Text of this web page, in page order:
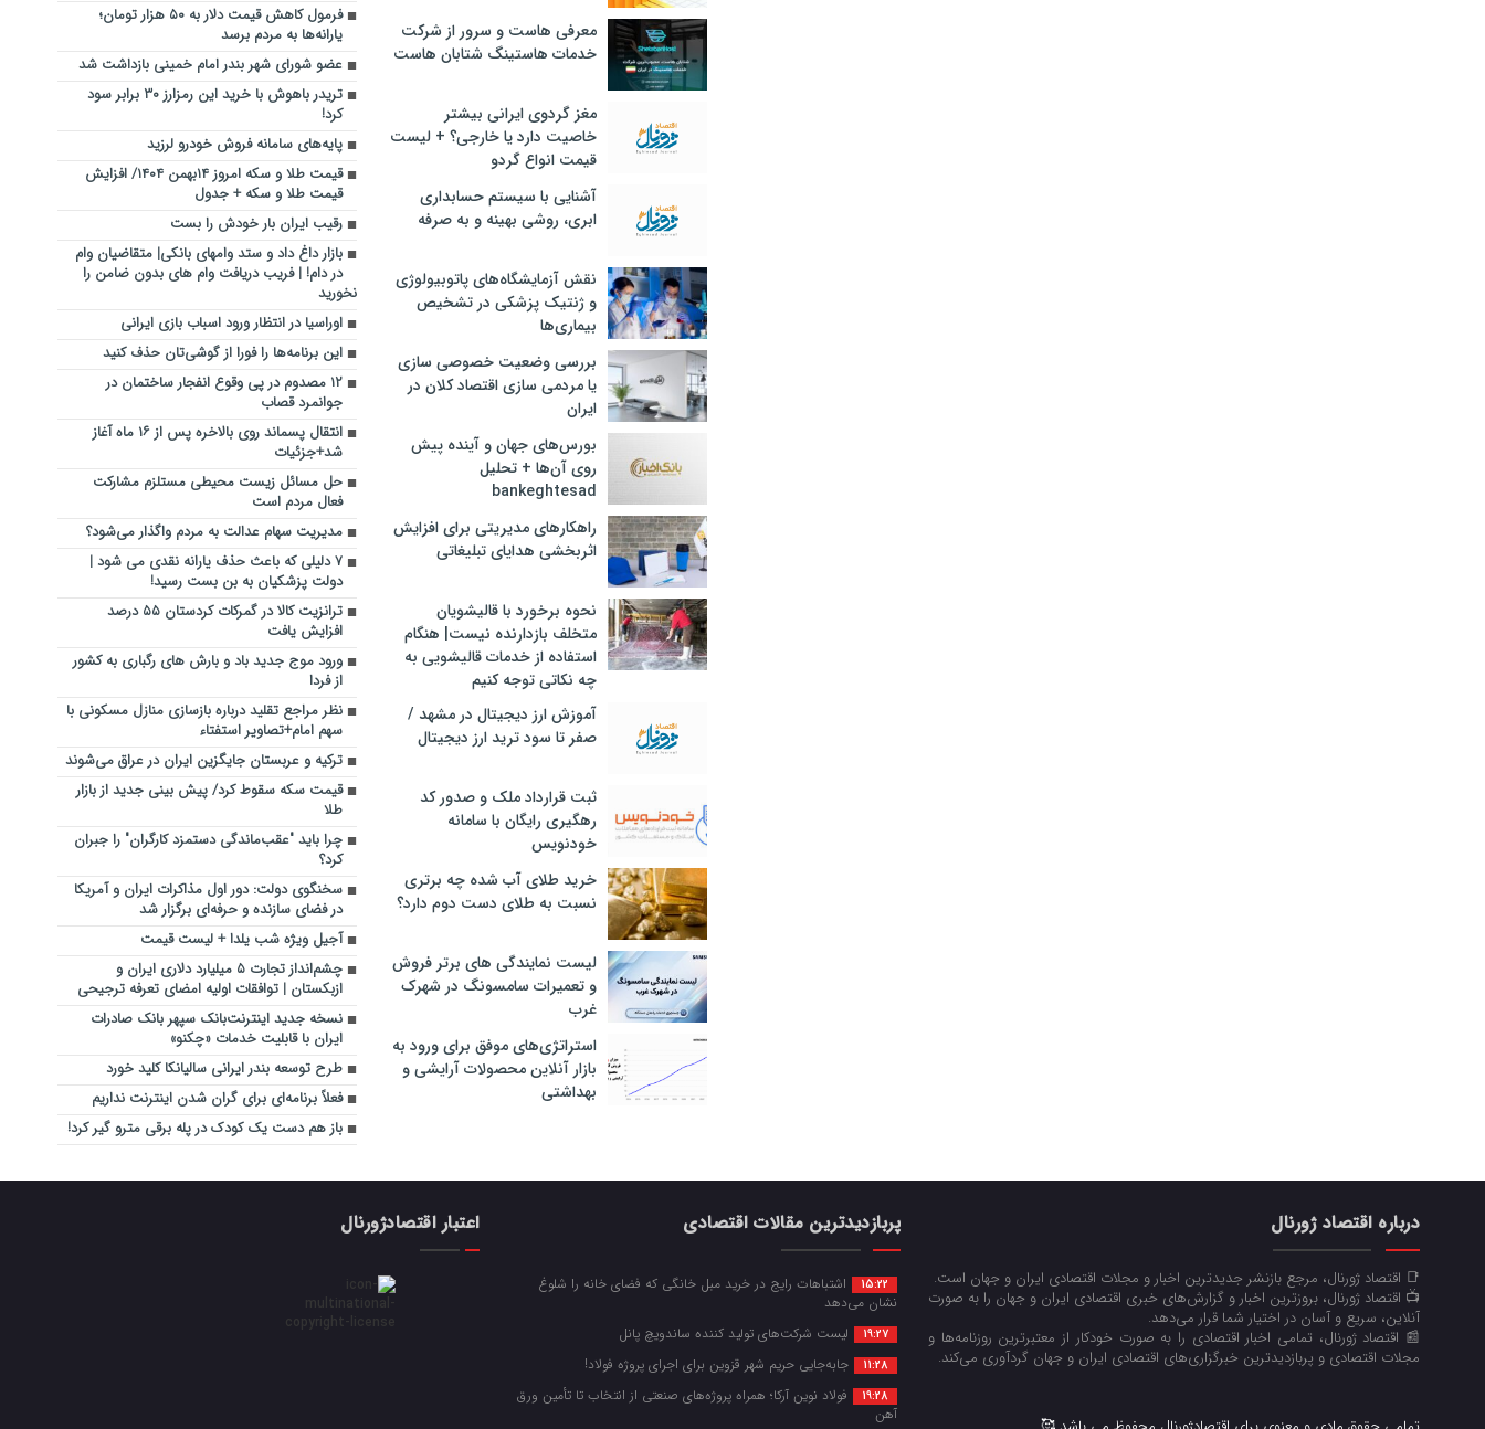
معرفی هاست و سرور از شرکت
خدمات هاستینگ شتابان هاست
مغز گردوی ایرانی بیشتر
خاصیت دارد یا خارجی؟ + لیست
قیمت انواع گردو
آشنایی با سیستم حسابداری
ابری، روشی بهینه و به صرفه
نقش آزمایشگاه‌های پاتوبیولوژی
و ژنتیک پزشکی در تشخیص
بیماری‌ها
بررسی وضعیت خصوصی سازی
یا مردمی سازی اقتصاد کلان در
ایران
بورس‌های جهان و آینده پیش
روی آن‌ها + تحلیل
bankeghtesad
راهکارهای مدیریتی برای افزایش
اثربخشی هدایای تبلیغاتی
نحوه برخورد با قالیشویان
متخلف بازدارنده نیست| هنگام
استفاده از خدمات قالیشویی به
چه نکاتی توجه کنیم
آموزش ارز دیجیتال در مشهد /
صفر تا سود ترید ارز دیجیتال
ثبت قرارداد ملک و صدور کد
رهگیری رایگان با سامانه
خودنویس
خرید طلای آب شده چه برتری
نسبت به طلای دست دوم دارد؟
لیست نمایندگی های برتر فروش
و تعمیرات سامسونگ در شهرک
غرب
استراتژی‌های موفق برای ورود به
بازار آنلاین محصولات آرایشی و
بهداشتی
فرمول کاهش قیمت دلار به ۵۰ هزار تومان؛
یارانه‌ها به مردم برسد
عضو شورای شهر بندر امام خمینی بازداشت شد
تریدر باهوش با خرید این رمزارز ۳۰ برابر سود
کرد!
پایه‌های سامانه فروش خودرو لرزید
قیمت طلا و سکه امروز ۱۴بهمن ۱۴۰۴/ افزایش
قیمت طلا و سکه + جدول
رقیب ایران بار خودش را بست
بازار داغ داد و ستد وامهای بانکی| متقاضیان وام
در دام! | فریب دریافت وام های بدون ضامن را
نخورید
اوراسیا در انتظار ورود اسباب بازی ایرانی
این برنامه‌ها را فورا از گوشی‌تان حذف کنید
۱۲ مصدوم در پی وقوع انفجار ساختمان در
جوانمرد قصاب
انتقال پسماند روی بالاخره پس از ۱۶ ماه آغاز
شد+جزئیات
حل مسائل زیست محیطی مستلزم مشارکت
فعال مردم است
مدیریت سهام عدالت به مردم واگذار می‌شود؟
۷ دلیلی که باعث حذف یارانه نقدی می شود |
دولت پزشکیان به بن بست رسید!
ترانزیت کالا در گمرکات کردستان ۵۵ درصد
افزایش یافت
ورود موج جدید باد و بارش‌ های رگباری به کشور
از فردا
نظر مراجع تقلید درباره بازسازی منازل مسکونی با
سهم امام+تصاویر استفتاء
ترکیه و عربستان جایگزین ایران در عراق می‌شوند
قیمت سکه سقوط کرد/ پیش بینی جدید از بازار
طلا
چرا باید "عقب‌ماندگی دستمزد کارگران" را جبران
کرد؟
سخنگوی دولت: دور اول مذاکرات ایران و آمریکا
در فضای سازنده و حرفه‌ای برگزار شد
آجیل ویژه شب یلدا + لیست قیمت
چشم‌انداز تجارت ۵ میلیارد دلاری ایران و
ازبکستان | توافقات اولیه امضای تعرفه ترجیحی
نسخه جدید اینترنت‌بانک سپهر بانک صادرات
ایران با قابلیت خدمات «چکنو»
طرح توسعه بندر ایرانی سالیانکا کلید خورد
فعلاً برنامه‌ای برای گران شدن اینترنت نداریم
باز هم دست یک کودک در پله برقی مترو گیر کرد!
درباره اقتصاد ژورنال
📑 اقتصاد ژورنال، مرجع بازنشر جدیدترین اخبار و مجلات اقتصادی ایران و جهان است.
📺 اقتصاد ژورنال، بروزترین اخبار و گزارش‌های خبری اقتصادی ایران و جهان را به صورت
آنلاین، سریع و آسان در اختیار شما قرار می‌‌دهد.
📰 اقتصاد ژورنال، تمامی اخبار اقتصادی را به صورت خودکار از معتبرترین روزنامه‌ها و
مجلات اقتصادی و پربازدیدترین خبرگزاری‌های اقتصادی ایران و جهان گردآوری می‌کند.
پربازدیدترین مقالات اقتصادی
15:22
اشتباهات رایج در خرید مبل خانگی که فضای خانه را شلوغ
نشان می‌دهد
19:27 لیست شرکت‌های تولید کننده ساندویچ پانل
11:28 جابه‌جایی حریم شهر قزوین برای اجرای پروژه فولاد!
19:28
فولاد نوین آرکا؛ همراه پروژه‌های صنعتی از انتخاب تا تأمین ورق
آهن
اعتبار اقتصادژورنال